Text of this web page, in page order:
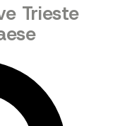
Trieste